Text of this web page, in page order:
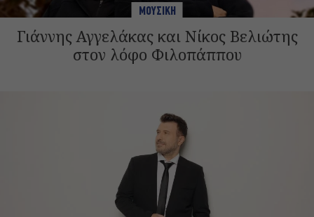
ΜΟΥΣΙΚΗ
Γιάννης Αγγελάκας και Νίκος Βελιώτης
στον λόφο Φιλοπάππου